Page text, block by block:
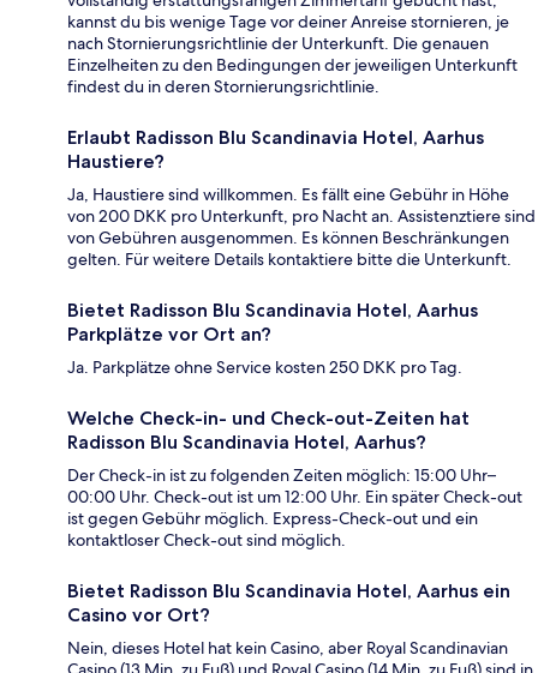
kannst du bis wenige Tage vor deiner Anreise stornieren, je
nach Stornierungsrichtlinie der Unterkunft. Die genauen
Einzelheiten zu den Bedingungen der jeweiligen Unterkunft
findest du in deren Stornierungsrichtlinie.
Erlaubt Radisson Blu Scandinavia Hotel, Aarhus
Haustiere?
Ja, Haustiere sind willkommen. Es fällt eine Gebühr in Höhe
von 200 DKK pro Unterkunft, pro Nacht an. Assistenztiere sind
von Gebühren ausgenommen. Es können Beschränkungen
gelten. Für weitere Details kontaktiere bitte die Unterkunft.
Bietet Radisson Blu Scandinavia Hotel, Aarhus
Parkplätze vor Ort an?
Ja. Parkplätze ohne Service kosten 250 DKK pro Tag.
Welche Check-in- und Check-out-Zeiten hat
Radisson Blu Scandinavia Hotel, Aarhus?
Der Check-in ist zu folgenden Zeiten möglich: 15:00 Uhr–
00:00 Uhr. Check-out ist um 12:00 Uhr. Ein später Check-out
ist gegen Gebühr möglich. Express-Check-out und ein
kontaktloser Check-out sind möglich.
Bietet Radisson Blu Scandinavia Hotel, Aarhus ein
Casino vor Ort?
Nein, dieses Hotel hat kein Casino, aber Royal Scandinavian